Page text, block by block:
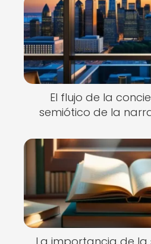
El flujo de la
semiótico de la